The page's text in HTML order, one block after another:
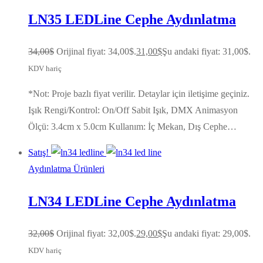
LN35 LEDLine Cephe Aydınlatma
34,00$ Orijinal fiyat: 34,00$.31,00$Şu andaki fiyat: 31,00$.
KDV hariç
*Not: Proje bazlı fiyat verilir. Detaylar için iletişime geçiniz.
Işık Rengi/Kontrol: On/Off Sabit Işık, DMX Animasyon
Ölçü: 3.4cm x 5.0cm Kullanım: İç Mekan, Dış Cephe…
Satış!
Aydınlatma Ürünleri
LN34 LEDLine Cephe Aydınlatma
32,00$ Orijinal fiyat: 32,00$.29,00$Şu andaki fiyat: 29,00$.
KDV hariç